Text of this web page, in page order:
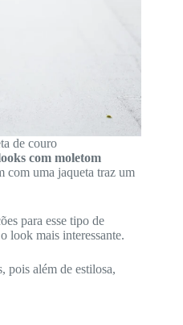
de couro
com moletom
com uma jaqueta traz um
para esse tipo de
look mais interessante.
pois além de estilosa,